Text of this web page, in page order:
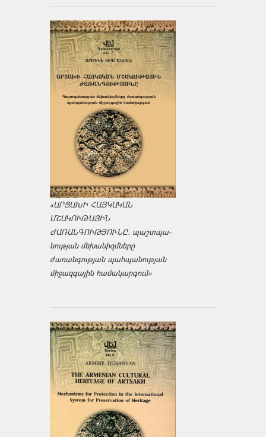
«ԱՐՑԱԽԻ ՀԱՅԿԱԿԱՆ
ՄՇԱԿՈՒԹԱՅԻՆ
ԺԱՌԱՆԳՈՒԹՅՈՒՆԸ․ պաշտպա­
նության մեխանիզմները
ժառանգության պահպանության
միջազ­գային համակարգում»